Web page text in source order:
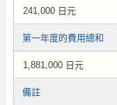
241,000 日元
第一年度的費用總和
1,881,000 日元
備註